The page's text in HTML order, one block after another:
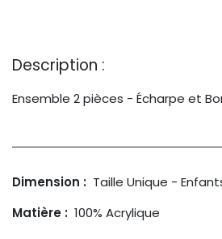
Description :
Ensemble 2 pièces - Écharpe et
Dimension : Taille Unique -
Matière : 100% Acrylique